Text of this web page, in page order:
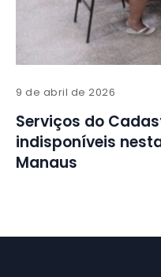
9 de abril de 2026
Serviços do
indisponíveis
Manaus